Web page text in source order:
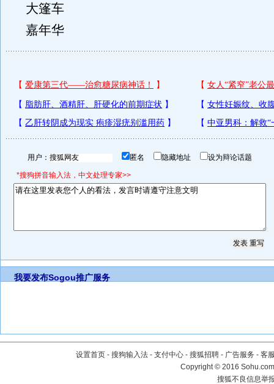
大篷车
嘉年华
用户： 匿名 隐藏地址 设为辩论话题
*搜狗拼音输入法，中文处理专家>>
我要发布Sogou推广服务
设置首页 - 搜狗输入法 - 支付中心 - 搜狐招聘 - 广告服务 - 客
Copyright©2016
搜狐不良信息举